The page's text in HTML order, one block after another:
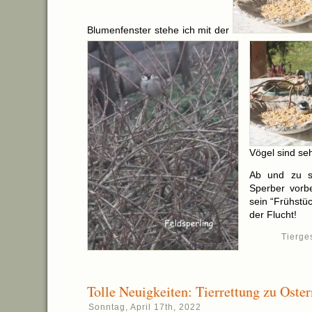
Blumenfenster stehe ich mit der
Vögel sind
Ab und zu
Sperber
sein
der Flucht!
Tolle Neuigkeiten: Tierrettung zu
Sonntag, April 17th, 2022